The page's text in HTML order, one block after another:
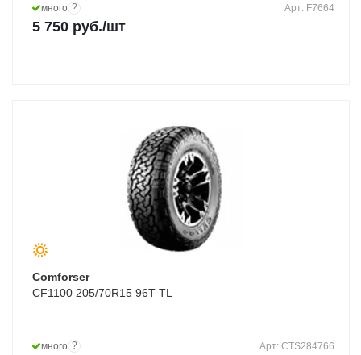
много ? Арт: F7664
5 750 руб./шт
Comforser
CF1100 205/70R15 96T TL
много ? Арт: CTS284766